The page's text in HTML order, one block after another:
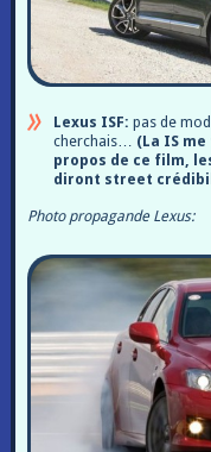
Lexus ISF: pas de
cherchais… (La IS
propos de ce film,
diront street
Photo propagande Lexus: